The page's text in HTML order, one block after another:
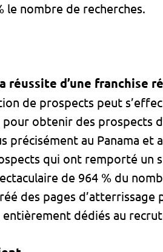
le nombre de recherches.
réussite d’une franchise
de prospects peut
obtenir des prospects
précisément au Panama et
qui ont remporté un
de 964 % du
des pages
dédiés au